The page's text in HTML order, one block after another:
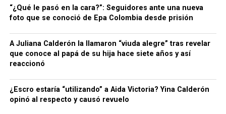
“¿Qué le pasó en la cara?”: Seguidores ante una nueva
foto que se conoció de Epa Colombia desde prisión
A Juliana Calderón la llamaron “viuda alegre” tras revelar
que conoce al papá de su hija hace siete años y así
reaccionó
¿Escro estaría “utilizando” a Aida Victoria? Yina Calderón
opinó al respecto y causó revuelo